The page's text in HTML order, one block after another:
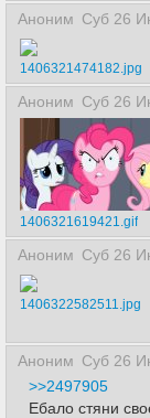
Аноним Суб 26
1406321474182.jpg
Аноним Суб 26
1406321619421.gif
Аноним Суб 26
1406322582511.jpg
Аноним Суб 26
>>2497905
Ебало стяни